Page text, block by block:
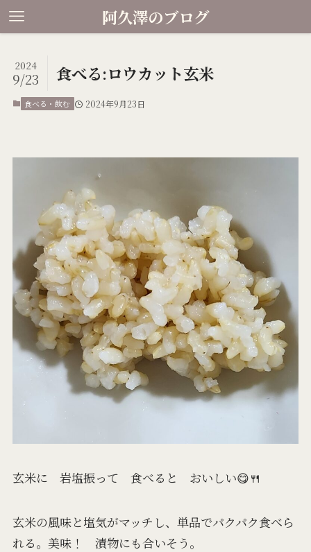
阿久澤のブログ
食べる:ロウカット玄米
2024
9/23
食べる・飲む 2024年9月23日
玄米に 岩塩振って 食べると おいしい😋🍴
玄米の風味と塩気がマッチし、単品でパクパク食べら
れる。美味！ 漬物にも合いそう。